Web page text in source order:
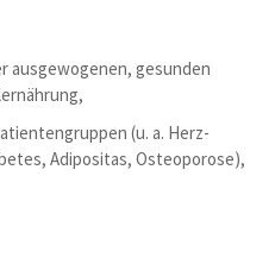
ausgewogenen, gesunden
(u. a. Herz-
Adipositas, Osteoporose),